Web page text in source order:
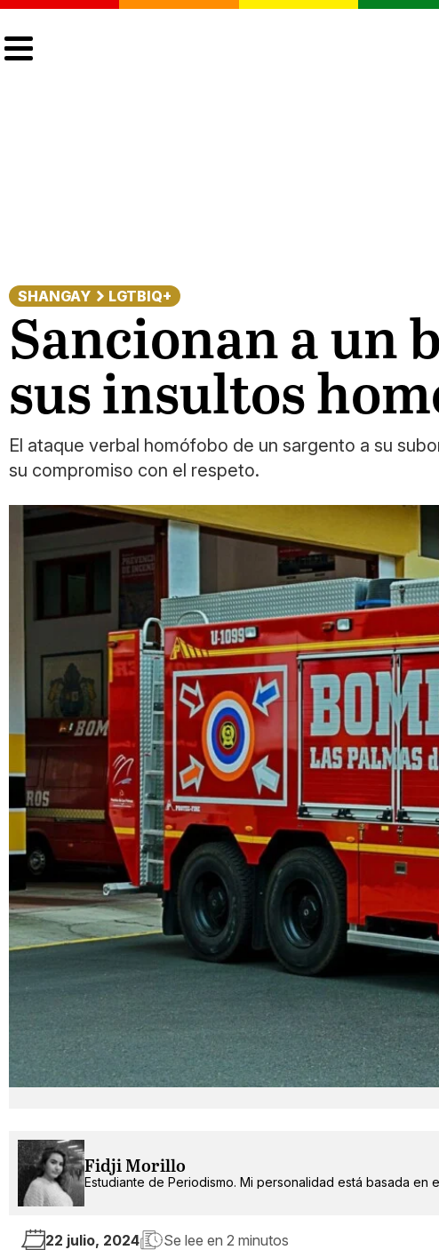
SHANGAY LGTBIQ+
Sancionan a un
sus insultos
El ataque verbal homófobo de un sargento a su
su compromiso con el respeto.
Fidji Morillo
Estudiante de Periodismo. Mi personalidad está basada en
22 julio, 2024 Se lee en 2 minutos